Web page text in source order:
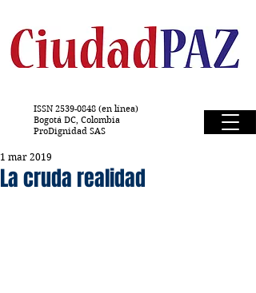
ISSN 2539-0848 (en línea)
Bogotá DC, Colombia
ProDignidad SAS
La cruda realidad
1 mar 2019